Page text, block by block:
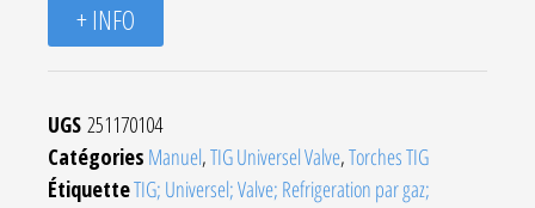
+ INFO
UGS 251170104
Catégories Manuel,TIG Universel Valve,Torches TIG
ÉtiquetteTIG; Universel; Valve; Refrigeration par gaz;